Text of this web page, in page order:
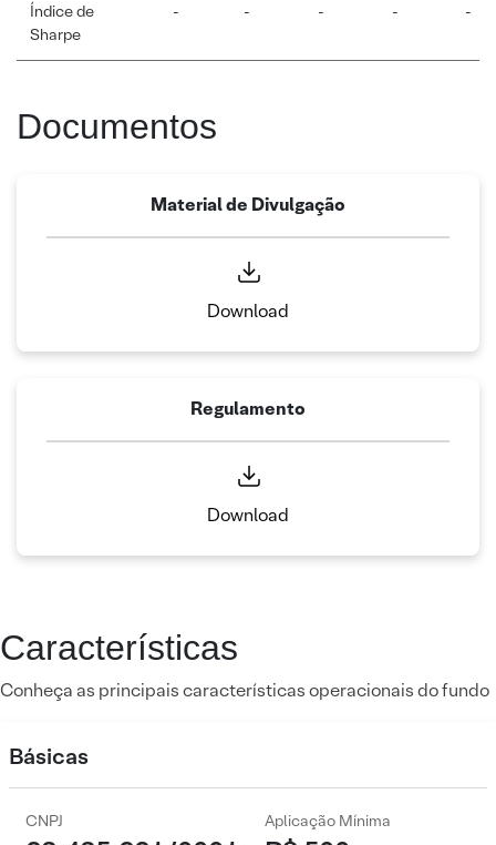
Índice de
Sharpe
- - - - -
Documentos
Material de Divulgação
Download
Regulamento
Download
Características
Conheça as principais características operacionais do fundo
Básicas
CNPJ Aplicação Mínima